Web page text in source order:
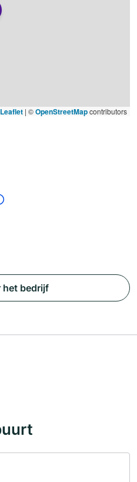
Leaflet | ©OpenStreetMapcontributors
het bedrijf